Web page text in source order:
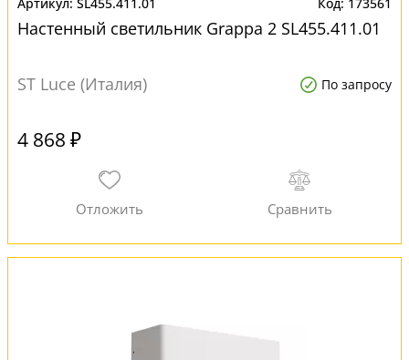
Настенный светильник Grappa 2 SL455.411.01
ST Luce (Италия) По запросу
4 868 ₽